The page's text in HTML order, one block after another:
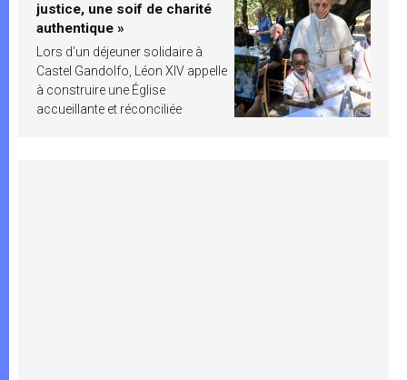
justice, une soif de charité
authentique »
Lors d’un déjeuner solidaire à
Castel Gandolfo, Léon XIV appelle
à construire une Église
accueillante et réconciliée